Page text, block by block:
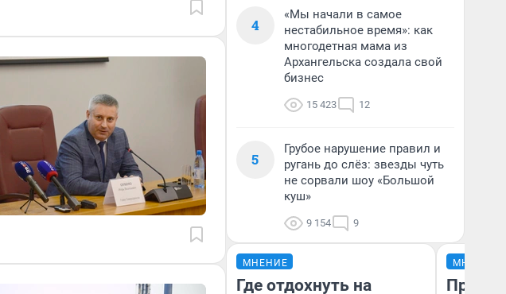
4
«Мы начали в самое
нестабильное время»: как
многодетная мама из
Архангельска создала свой
бизнес
15 423 12
5
Грубое нарушение правил и
ругань до слёз: звезды чуть
не сорвали шоу «Большой
куш»
9 154 9
МНЕНИЕ
Где отдохнуть на
МНЕНИЕ